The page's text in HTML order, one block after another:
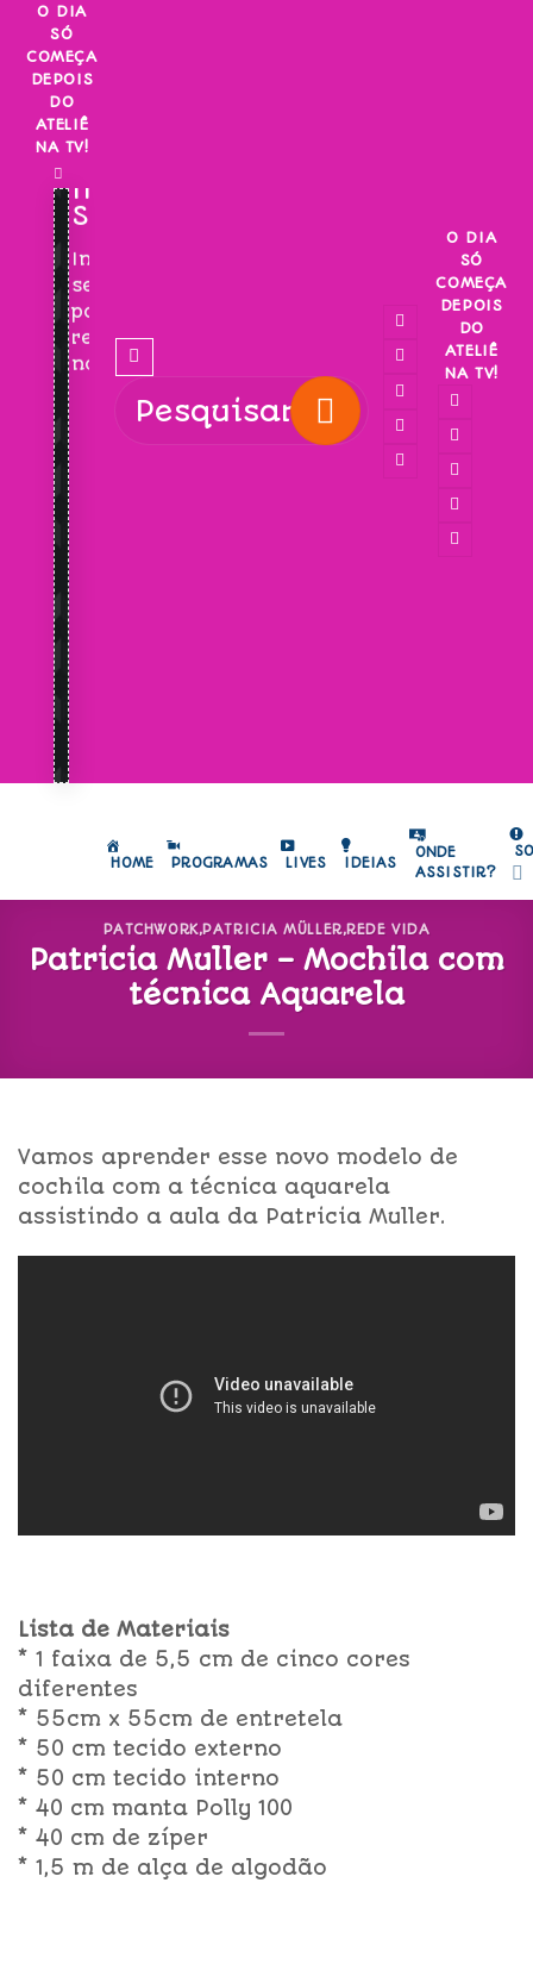
Skip
content
O DIA
SÓ
COMEÇA
DEPOIS
DO
ATELIÊ
NA TV!
INSCREVA-
SE!
Inscreva-
se
para
receber
novidades!
O DIA
SÓ
COMEÇA
DEPOIS
DO
ATELIÊ
NA TV!
HOME PROGRAMAS LIVES IDEIAS
ONDE
ASSISTIR?
PATCHWORK,PATRICIA MÜLLER,REDE VIDA
Patricia Muller – Mochila com
técnica Aquarela
Vamos aprender esse novo modelo de
cochila com a técnica aquarela
assistindo a aula da Patricia Muller.
Lista de Materiais
* 1 faixa de 5,5 cm de cinco cores
diferentes
* 55cm x 55cm de entretela
* 50 cm tecido externo
* 50 cm tecido interno
* 40 cm manta Polly 100
* 40 cm de zíper
* 1,5 m de alça de algodão